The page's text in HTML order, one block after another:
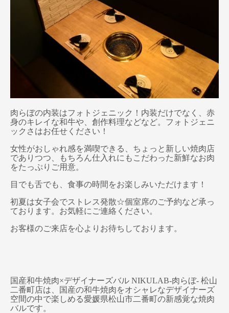
肉らぼの内装はフォトジェニック！内装だけでなく、赤
身のキレイな和牛や、創作料理などなど。フォトジェニ
ックさはお任せください！
女性がおしゃれ感を満喫できる、ちょっと新しい焼肉店
でありつつ、もちろん仕入れにもこだわった新鮮なお肉
をたっぷりご用意。
目でも舌でも、食事の時間をお楽しみいただけます！
初夏は女子会でストレス発散☆個室席のご予約など承っ
ております。お気軽にご連絡ください。
お客様のご来店を心よりお待ちしております。
国産和牛焼肉×デザイナーズバル NIKULAB-肉らぼ- 松山
二番町店は、国産の和牛焼肉をオシャレなデザイナーズ
空間の中で楽しめる愛媛県松山市二番町の新感覚な焼肉
バルです。